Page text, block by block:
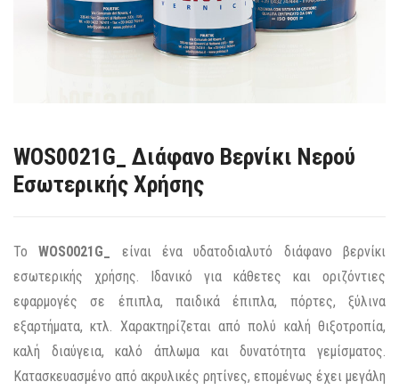
WOS0021G_ Διάφανο Βερνίκι Νερού
Εσωτερικής Χρήσης
ΤοWOS0021G_
είναι ένα υδατοδιαλυτό διάφανο βερνίκι
εσωτερικής χρήσης. Ιδανικό για κάθετες και οριζόντιες
εφαρμογές σε έπιπλα, παιδικά έπιπλα, πόρτες, ξύλινα
εξαρτήματα, κτλ. Χαρακτηρίζεται από πολύ καλή θιξοτροπία,
καλή διαύγεια, καλό άπλωμα και δυνατότητα γεμίσματος.
Κατασκευασμένο από ακρυλικές ρητίνες, επομένως έχει μεγάλη